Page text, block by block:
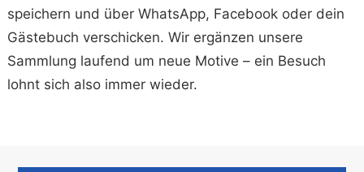
speichern und über WhatsApp, Facebook oder dein
Gästebuch verschicken. Wir ergänzen unsere
Sammlung laufend um neue Motive – ein Besuch
lohnt sich also immer wieder.